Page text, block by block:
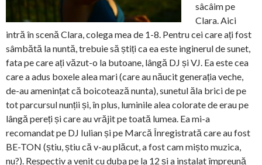
sâcâim pe
Clara. Aici
intră în scenă Clara, colega mea de 1-8. Pentru cei care ați fost
sâmbătă la nuntă, trebuie să știți ca ea este inginerul de sunet,
fata pe care ați văzut-o la butoane, lângă DJ și VJ. Ea este cea
care a adus boxele alea mari (care au năucit generația veche,
de-au amenințat că boicotează nunta), sunetul ăla brici de pe
tot parcursul nunții și, în plus, luminile alea colorate de erau pe
lângă pereți și care au vrăjit pe toată lumea. Ea mi-a
recomandat pe DJ Iulian și pe Marcă Înregistrată care au fost
BE-TON (știu, știu că v-au plăcut, a fost cam mișto muzica,
nu?). Respectiv a venit cu duba pe la 12 și a instalat împreună